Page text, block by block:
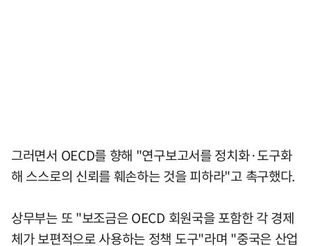
그러면서 OECD를 향해 "연구보고서를 정치화·도구화
해 스스로의 신뢰를 훼손하는 것을 피하라"고 촉구했다.
상무부는 또 "보조금은 OECD 회원국을 포함한 각 경제
체가 보편적으로 사용하는 정책 도구"라며 "중국은 산업